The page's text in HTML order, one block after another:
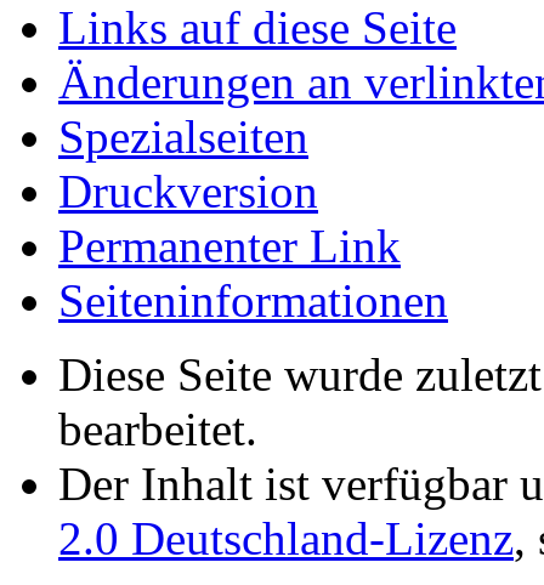
Links auf diese Seite
Änderungen an
Spezialseiten
Druckversion
Permanenter Link
Seiten­­informationen
Diese Seite wurde
bearbeitet.
Der Inhalt ist verfügbar
2.0 Deutschland-Lizenz,